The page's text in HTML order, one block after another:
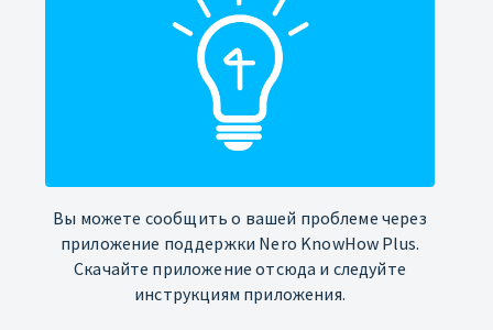
Вы можете сообщить о вашей проблеме через
приложение поддержки Nero KnowHow Plus.
Скачайте приложение отсюда и следуйте
инструкциям приложения.